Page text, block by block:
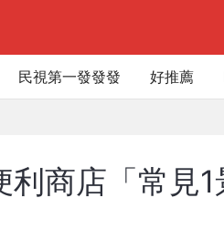
民視第一發發發 好推薦
利商店「常見